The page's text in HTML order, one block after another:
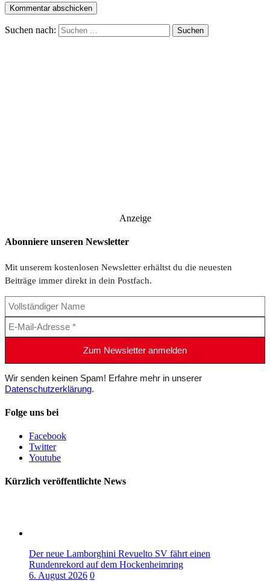
Suchen nach:
Anzeige
Abonniere unseren Newsletter
Mit unserem kostenlosen Newsletter erhältst du die neuesten
Beiträge immer direkt in dein Postfach.
Wir senden keinen Spam! Erfahre mehr in unserer
Datenschutzerklärung.
Folge uns bei
Facebook
Twitter
Youtube
Kürzlich veröffentlichte News
Der neue Lamborghini Revuelto SV fährt einen
Rundenrekord auf dem Hockenheimring
6. August 2026 0